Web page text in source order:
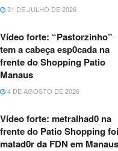
31 DE JULHO DE 2026
Vídeo forte: “Pastorzinho”
tem a cabeça esp0cada na
frente do Shopping Patio
Manaus
4 DE AGOSTO DE 2026
Vídeo forte: metralhad0 na
frente do Patio Shopping foi
matad0r da FDN em Manaus